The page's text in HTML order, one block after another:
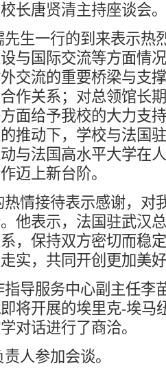
长唐贤清主持座谈会。
生一行的到来表示热
与国际交流等方面情
交流的重要桥梁与支
作关系；对总领馆长
面给予我校的大力支
推动下，学校与法国
与法国高水平大学在
迈上新台阶。
热情接待表示感谢，对
他表示，法国驻武汉
，保持双方密切而稳
实，共同开创更加美
导服务中心副主任李
将开展的埃里克-埃马
对话进行了商洽。
人参加会谈。